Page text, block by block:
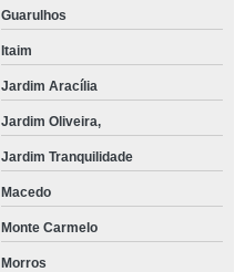
Guarulhos
Itaim
Jardim Aracília
Jardim Oliveira,
Jardim Tranquilidade
Macedo
Monte Carmelo
Morros